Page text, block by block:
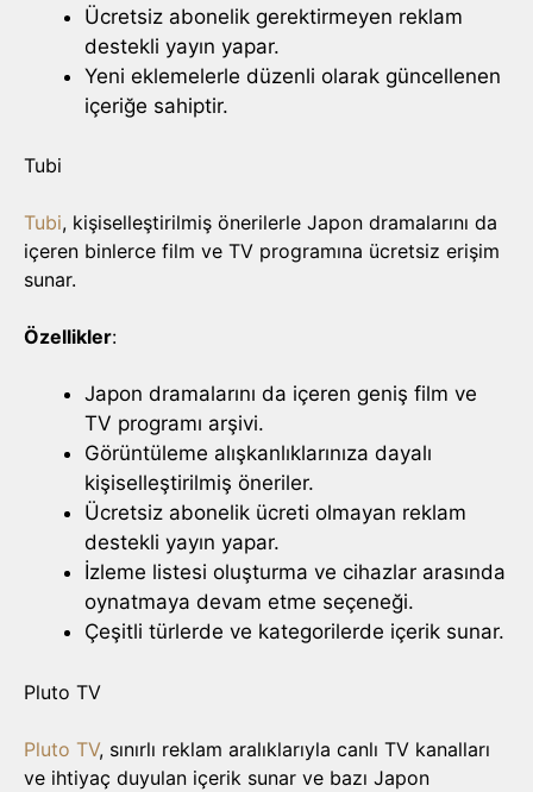
Ücretsiz abonelik gerektirmeyen reklam
destekli yayın yapar.
Yeni eklemelerle düzenli olarak güncellenen
içeriğe sahiptir.
Tubi
Tubi, kişiselleştirilmiş önerilerle Japon dramalarını da
içeren binlerce film ve TV programına ücretsiz erişim
sunar.
Özellikler:
Japon dramalarını da içeren geniş film ve
TV programı arşivi.
Görüntüleme alışkanlıklarınıza dayalı
kişiselleştirilmiş öneriler.
Ücretsiz abonelik ücreti olmayan reklam
destekli yayın yapar.
İzleme listesi oluşturma ve cihazlar arasında
oynatmaya devam etme seçeneği.
Çeşitli türlerde ve kategorilerde içerik sunar.
Pluto TV
Pluto TV, sınırlı reklam aralıklarıyla canlı TV kanalları
ve ihtiyaç duyulan içerik sunar ve bazı Japon